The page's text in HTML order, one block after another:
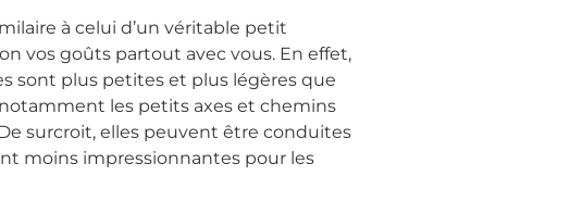
à celui d’un véritable petit
vos goûts partout avec vous. En effet,
sont plus petites et plus légères que
les petits axes et chemins
surcroit, elles peuvent être conduites
moins impressionnantes pour les